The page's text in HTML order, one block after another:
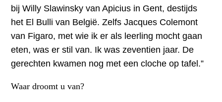
bij Willy Slawinsky van Apicius in Gent, destijds
het El Bulli van België. Zelfs Jacques Colemont
van Figaro, met wie ik er als leerling mocht gaan
eten, was er stil van. Ik was zeventien jaar. De
gerechten kwamen nog met een cloche op tafel.”
Waar droomt u van?